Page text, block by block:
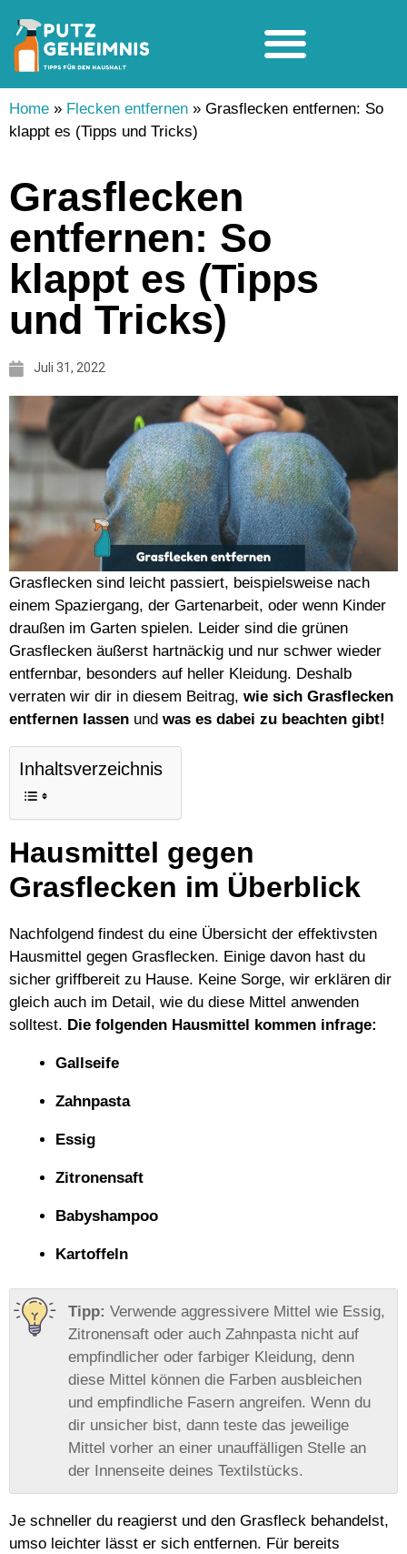
Home » Flecken entfernen » Grasflecken entfernen: So
klappt es (Tipps und Tricks)
Grasflecken
entfernen: So
klappt es (Tipps
und Tricks)
Juli 31, 2022
Grasflecken sind leicht passiert, beispielsweise nach
einem Spaziergang, der Gartenarbeit, oder wenn Kinder
draußen im Garten spielen. Leider sind die grünen
Grasflecken äußerst hartnäckig und nur schwer wieder
entfernbar, besonders auf heller Kleidung. Deshalb
verraten wir dir in diesem Beitrag, wie sich Grasflecken
entfernen lassen und was es dabei zu beachten gibt!
Inhaltsverzeichnis
Hausmittel gegen
Grasflecken im Überblick
Nachfolgend findest du eine Übersicht der effektivsten
Hausmittel gegen Grasflecken. Einige davon hast du
sicher griffbereit zu Hause. Keine Sorge, wir erklären dir
gleich auch im Detail, wie du diese Mittel anwenden
solltest. Die folgenden Hausmittel kommen infrage:
Gallseife
Zahnpasta
Essig
Zitronensaft
Babyshampoo
Kartoffeln
Verwende aggressivere Mittel wie Essig,
Zitronensaft oder auch Zahnpasta nicht auf
empfindlicher oder farbiger Kleidung, denn
diese Mittel können die Farben ausbleichen
und empfindliche Fasern angreifen. Wenn du
dir unsicher bist, dann teste das jeweilige
Mittel vorher an einer unauffälligen Stelle an
der Innenseite deines Textilstücks.
Je schneller du reagierst und den Grasfleck behandelst,
umso leichter lässt er sich entfernen. Für bereits